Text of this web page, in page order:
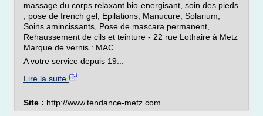
massage du corps relaxant bio-energisant, soin des pieds
, pose de french gel, Epilations, Manucure, Solarium,
Soins amincissants, Pose de mascara permanent,
Rehaussement de cils et teinture - 22 rue Lothaire à Metz
Marque de vernis : MAC.
A votre service depuis 19...
Lire la suite
Site : http://www.tendance-metz.com